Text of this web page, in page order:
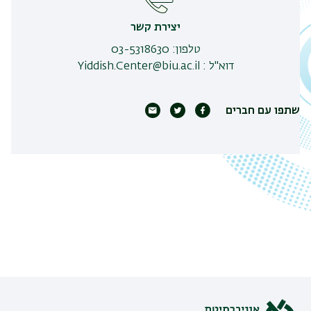
יצירת קשר
טלפון:
03-5318630
דוא"ל :
Yiddish.Center@biu.ac.il
שתפו עם חברים